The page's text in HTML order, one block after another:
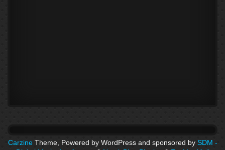
Carzine Theme, Powered by WordPress and sponsored by SDM -